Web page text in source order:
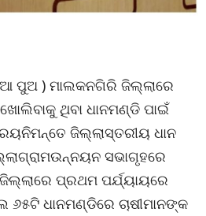
ପୁଅ ) ମାଲକନଗିରି ଜିଲ୍ଲାରେ
ଥିବା ଧାନମଣ୍ଡି ପାଇଁ
ଜିଲ୍ଲାସ୍ତରୀୟ ଧାନ
ସଭାଗୃହରେ
ପ୍ରଥମ ପର୍ଯ୍ୟାୟରେ
୬୫ଟି ଧାନମଣ୍ଡିରେ ଚାଷୀମାନଙ୍କ